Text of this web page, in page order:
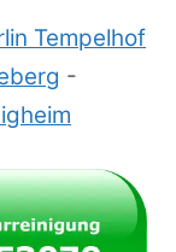
Tempelhof
-